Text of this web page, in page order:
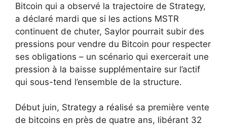
Bitcoin qui a observé la trajectoire de Strategy,
a déclaré mardi que si les actions MSTR
continuent de chuter, Saylor pourrait subir des
pressions pour vendre du Bitcoin pour respecter
ses obligations – un scénario qui exercerait une
pression à la baisse supplémentaire sur l’actif
qui sous-tend l’ensemble de la structure.
Début juin, Strategy a réalisé sa première vente
de bitcoins en près de quatre ans, libérant 32